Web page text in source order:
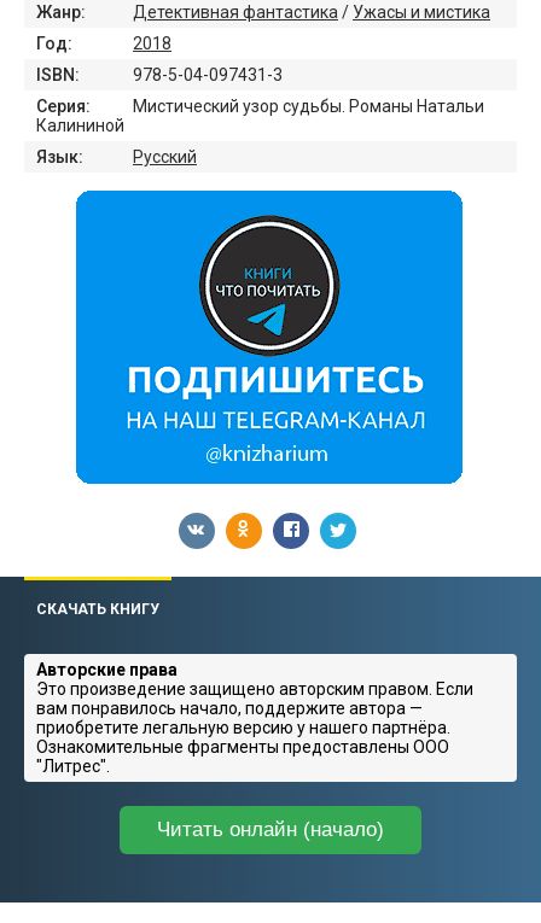
Жанр: Детективная фантастика / Ужасы и мистика
Год:
2018
ISBN:
978-5-04-097431-3
Серия:
Мистический узор судьбы. Романы Натальи
Калининой
Язык:
Русский
СКАЧАТЬ КНИГУ
Авторские права
Это произведение защищено авторским правом. Если
вам понравилось начало, поддержите автора —
приобретите легальную версию у нашего партнёра.
Ознакомительные фрагменты предоставлены ООО
"Литрес".
Читать онлайн (начало)